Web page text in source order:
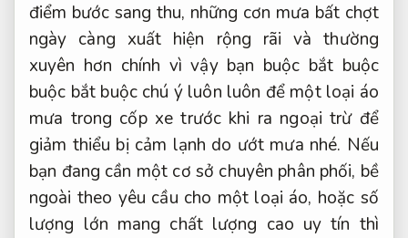
điểm bước sang thu, những cơn mưa bất chợt
ngày càng xuất hiện rộng rãi và thường
xuyên hơn chính vì vậy bạn buộc bắt buộc
buộc bắt buộc chú ý luôn luôn để một loại áo
mưa trong cốp xe trước khi ra ngoại trừ để
giảm thiểu bị cảm lạnh do ướt mưa nhé. Nếu
bạn đang cần một cơ sở chuyên phân phối, bề
ngoài theo yêu cầu cho một loại áo, hoặc số
lượng lớn mang chất lượng cao uy tín thì